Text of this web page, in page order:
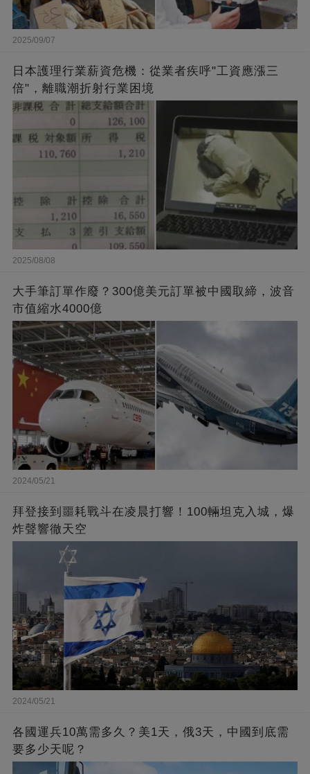
2025/09/07
日本護理行業薪資危機：從業者疾呼"工資應漲三
倍"，離職潮折射行業困境
2025/08/08
大手筆訂單作廢？300億美元訂單被中國取締，波音
市值縮水4000億
2024/05/21
拜登接到噩耗戰斗在凌晨打響！100輛坦克入城，爆
炸聲響徹天空
2024/05/21
各國運兵10萬需多久？美1天，俄3天，中國到底需
要多少天呢？